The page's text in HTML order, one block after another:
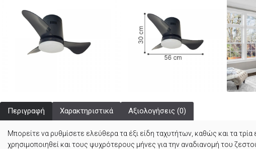
Περιγραφή Χαρακτηριστικά Αξιολογήσεις (0)
Μπορείτε να ρυθμίσετε ελεύθερα τα έξι είδη ταχυτήτων, καθώς και τα
χρησιμοποιηθεί και τους ψυχρότερους μήνες για την αναδιανομή του